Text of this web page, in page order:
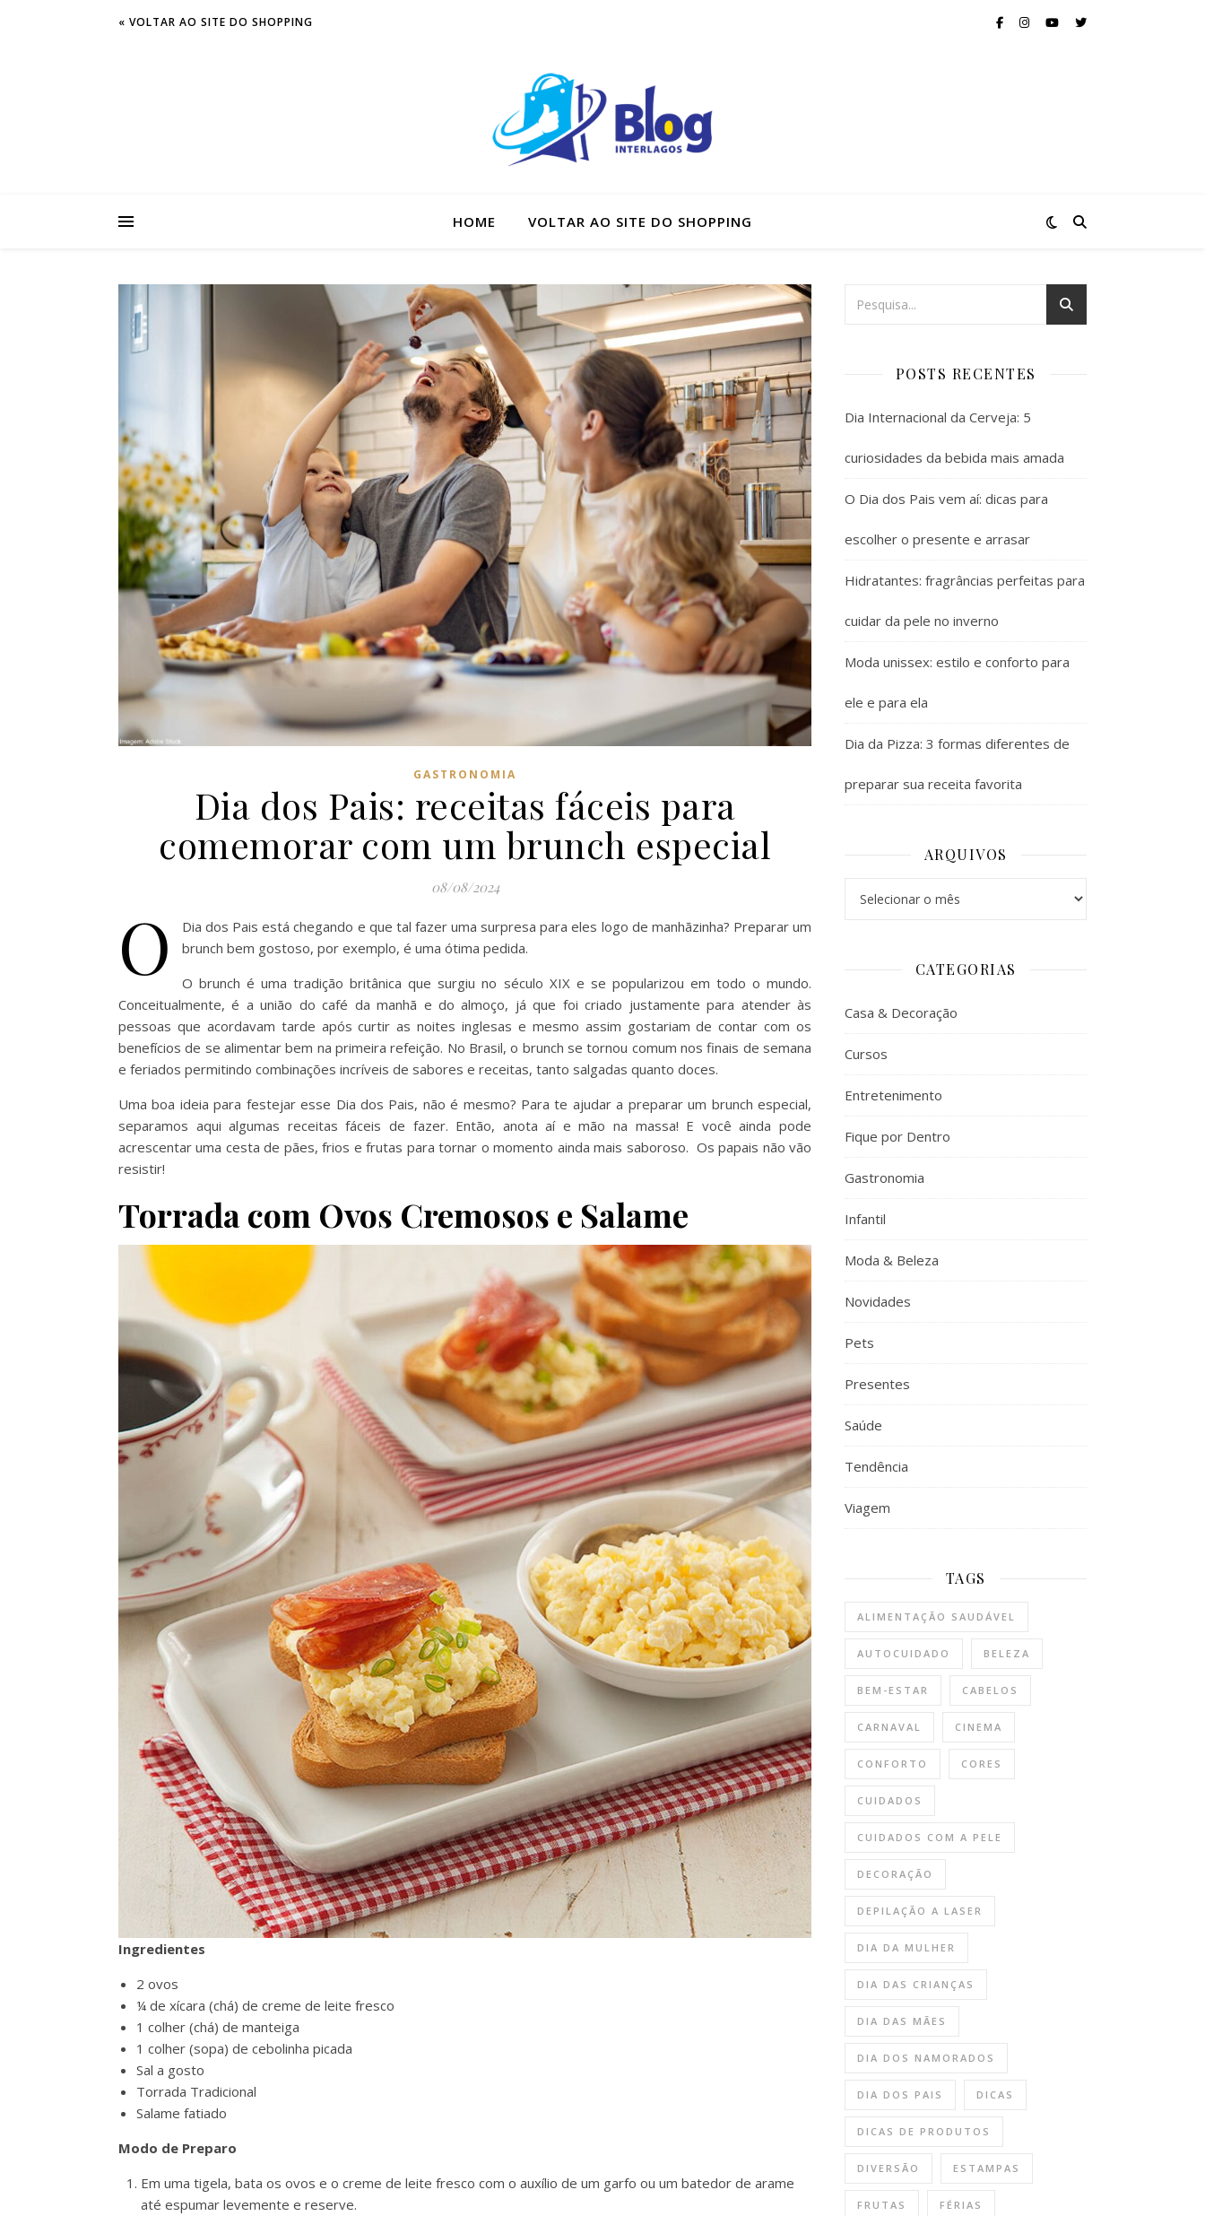
« VOLTAR AO SITE DO SHOPPING
HOME VOLTAR AO SITE DO SHOPPING
GASTRONOMIA
Dia dos Pais: receitas fáceis para
comemorar com um brunch especial
08/08/2024
O
Dia dos Pais está chegando e que tal fazer uma surpresa para eles logo de manhãzinha? Preparar um
brunch bem gostoso, por exemplo, é uma ótima pedida.
O brunch é uma tradição britânica que surgiu no século XIX e se popularizou em todo o mundo.
Conceitualmente, é a união do café da manhã e do almoço, já que foi criado justamente para atender às
pessoas que acordavam tarde após curtir as noites inglesas e mesmo assim gostariam de contar com os
benefícios de se alimentar bem na primeira refeição. No Brasil, o brunch se tornou comum nos finais de semana
e feriados permitindo combinações incríveis de sabores e receitas, tanto salgadas quanto doces.
Uma boa ideia para festejar esse Dia dos Pais, não é mesmo? Para te ajudar a preparar um brunch especial,
separamos aqui algumas receitas fáceis de fazer. Então, anota aí e mão na massa! E você ainda pode
acrescentar uma cesta de pães, frios e frutas para tornar o momento ainda mais saboroso. Os papais não vão
resistir!
Torrada com Ovos Cremosos e Salame
Ingredientes
2 ovos
¼ de xícara (chá) de creme de leite fresco
1 colher (chá) de manteiga
1 colher (sopa) de cebolinha picada
Sal a gosto
Torrada Tradicional
Salame fatiado
Modo de Preparo
Em uma tigela, bata os ovos e o creme de leite fresco com o auxílio de um garfo ou um batedor de arame
até espumar levemente e reserve.
POSTS RECENTES
Dia Internacional da Cerveja: 5
curiosidades da bebida mais amada
O Dia dos Pais vem aí: dicas para
escolher o presente e arrasar
Hidratantes: fragrâncias perfeitas para
cuidar da pele no inverno
Moda unissex: estilo e conforto para
ele e para ela
Dia da Pizza: 3 formas diferentes de
preparar sua receita favorita
ARQUIVOS
CATEGORIAS
Casa & Decoração
Cursos
Entretenimento
Fique por Dentro
Gastronomia
Infantil
Moda & Beleza
Novidades
Pets
Presentes
Saúde
Tendência
Viagem
TAGS
ALIMENTAÇÃO SAUDÁVEL
AUTOCUIDADO BELEZA
BEM-ESTAR CABELOS
CARNAVAL CINEMA
CONFORTO CORES
CUIDADOS
CUIDADOS COM A PELE
DECORAÇÃO
DEPILAÇÃO A LASER
DIA DA MULHER
DIA DAS CRIANÇAS
DIA DAS MÃES
DIA DOS NAMORADOS
DIA DOS PAIS DICAS
DICAS DE PRODUTOS
DIVERSÃO ESTAMPAS
FRUTAS FÉRIAS